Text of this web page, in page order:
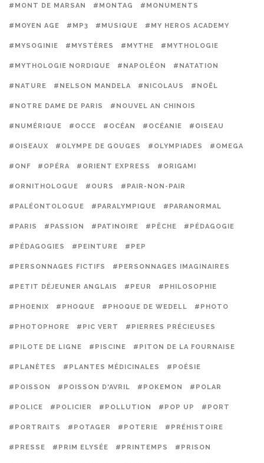
#MONT DE MARSAN #MONTAG #MONUMENTS
#MOYEN AGE #MP3 #MUSIQUE #MY HEROS ACADEMY
#MYSOGINIE #MYSTÈRES #MYTHE #MYTHOLOGIE
#MYTHOLOGIE NORDIQUE #NAPOLÉON #NATATION
#NATURE #NELSON MANDELA #NICOLAUS #NOËL
#NOTRE DAME DE PARIS #NOUVEL AN CHINOIS
#NUMÉRIQUE #OCCE #OCÉAN #OCÉANIE #OISEAU
#OISEAUX #OLYMPE DE GOUGES #OLYMPIADES #OMEGA
#ONF #OPÉRA #ORIENT EXPRESS #ORIGAMI
#ORNITHOLOGUE #OURS #PAIR-NON-PAIR
#PALÉONTOLOGUE #PARALYMPIQUE #PARANORMAL
#PARIS #PASSION #PATINOIRE #PÊCHE #PÉDAGOGIE
#PÉDAGOGIES #PEINTURE #PEP
#PERSONNAGES FICTIFS #PERSONNAGES IMAGINAIRES
#PETIT DÉJEUNER ANGLAIS #PEUR #PHILOSOPHIE
#PHOENIX #PHOQUE #PHOQUE DE WEDELL #PHOTO
#PHOTOPHORE #PIC VERT #PIERRES PRÉCIEUSES
#PILOTE DE LIGNE #PISCINE #PITON DE LA FOURNAISE
#PLANÈTES #PLANTES MÉDICINALES #POÉSIE
#POISSON #POISSON D'AVRIL #POKEMON #POLAR
#POLICE #POLICIER #POLLUTION #POP UP #PORT
#PORTRAITS #POTAGER #POTERIE #PRÉHISTOIRE
#PRESSE #PRIM ELYSÉE #PRINTEMPS #PRISON